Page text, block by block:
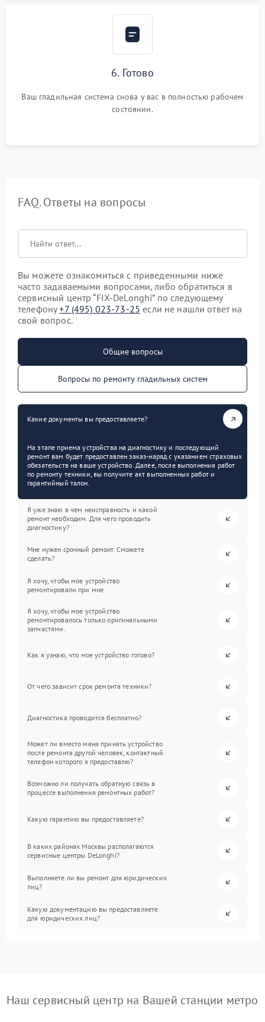
6. Готово
Ваш гладильная система снова у вас в полностью рабочем
состоянии.
FAQ. Ответы на вопросы
Вы можете ознакомиться с приведенными ниже
часто задаваемыми вопросами, либо обратиться в
сервисный центр “FIX-DeLonghi” по следующему
телефону+7 (495) 023-73-25 если не нашли ответ на
свой вопрос.
Общие вопросы
Вопросы по ремонту гладильных систем
Какие документы вы предоставляете?
На этапе приема устройства на диагностику и последующий
ремонт вам будет предоставлен заказ-наряд с указанием страховых
обязательств на ваше устройство. Далее, после выполнения работ
по ремонту техники, вы получите акт выполненных работ и
гарантийный талон.
Я уже знаю в чем неисправность и какой
ремонт необходим. Для чего проводить
диагностику?
Мне нужен срочный ремонт. Сможете
сделать?
Я хочу, чтобы мое устройство
ремонтировали при мне.
Я хочу, чтобы мое устройство
ремонтировалось только оригинальными
запчастями.
Как я узнаю, что мое устройство готово?
От чего зависит срок ремонта техники?
Диагностика проводится бесплатно?
Может ли вместо меня принять устройство
после ремонта другой человек, контактный
телефон которого я предоставлю?
Возможно ли получать обратную связь в
процессе выполнения ремонтных работ?
Какую гарантию вы предоставляете?
В каких районах Москвы располагаются
сервисные центры DeLonghi?
Выполняете ли вы ремонт для юридических
лиц?
Какую документацию вы предоставляете
для юридических лиц?
Наш сервисный центр на Вашей станции метро